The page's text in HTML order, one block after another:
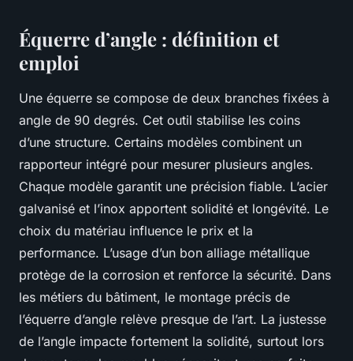
Équerre d’angle : définition et
emploi
Une équerre se compose de deux branches fixées à
angle de 90 degrés. Cet outil stabilise les coins
d’une structure. Certains modèles combinent un
rapporteur intégré pour mesurer plusieurs angles.
Chaque modèle garantit une précision fiable. L’acier
galvanisé et l’inox apportent solidité et longévité. Le
choix du matériau influence le prix et la
performance. L’usage d’un bon alliage métallique
protège de la corrosion et renforce la sécurité. Dans
les métiers du bâtiment, le montage précis de
l’équerre d’angle relève presque de l’art. La justesse
de l’angle impacte fortement la solidité, surtout lors